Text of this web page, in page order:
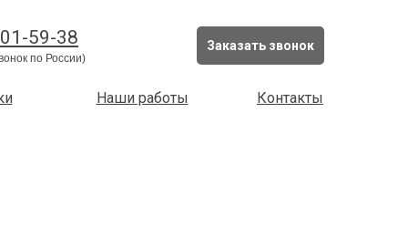
Заказать звонок
59-38
по России)
Контакты
Наши работы